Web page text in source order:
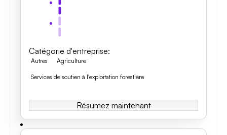
Catégorie d'entreprise:
Autres Agriculture
Services de soutien à l'exploitation forestière
Résumez maintenant